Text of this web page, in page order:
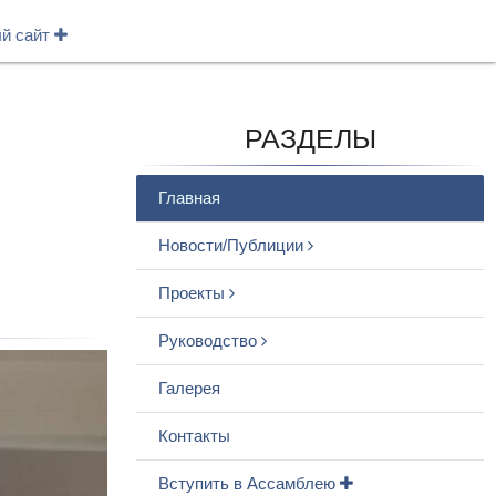
сайт
РАЗДЕЛЫ
Главная
Новости/Публиции
Проекты
Руководство
Галерея
Контакты
Вступить в Ассамблею